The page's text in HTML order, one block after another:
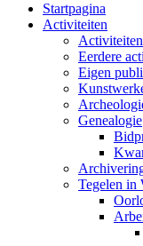
Startpagina
Activiteiten
Activiteiten
Eerdere
Eigen
Genealogie
Tegelen in